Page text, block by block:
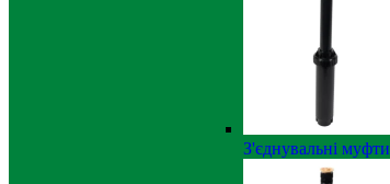
З'єднувальні муфти